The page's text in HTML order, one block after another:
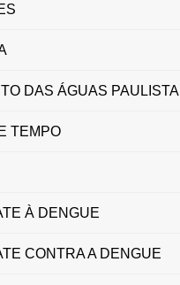
DAS ÁGUAS PAULISTA
TEMPO
À DENGUE
CONTRA A DENGUE